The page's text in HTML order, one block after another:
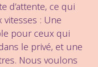
d’attente, ce qui
vitesses : Une
pour ceux qui
le privé, et une
Nous voulons